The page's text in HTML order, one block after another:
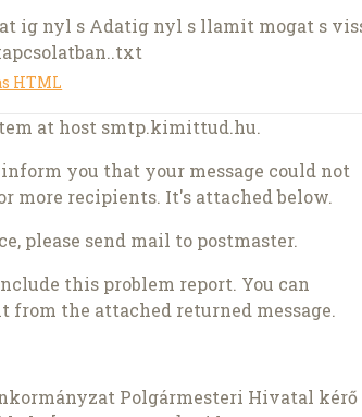
ig nyl s Adatig nyl s llamit mogat s
HTML
at host smtp.kimittud.hu.
you that your message could not
more recipients. It's attached below.
please send mail to postmaster.
this problem report. You can
from the attached returned message.
Polgármesteri Hivatal kérő